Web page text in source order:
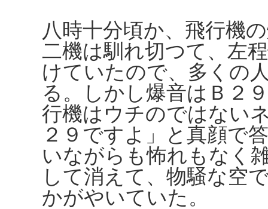
八時十分頃か、飛行機
二機は馴れ切つて、左
けていたので、多くの
る。しかし爆音はＢ２
行機はウチのではない
２９ですよ」と真顔で
いながらも怖れもなく
して消えて、物騒な空
かがやいていた。